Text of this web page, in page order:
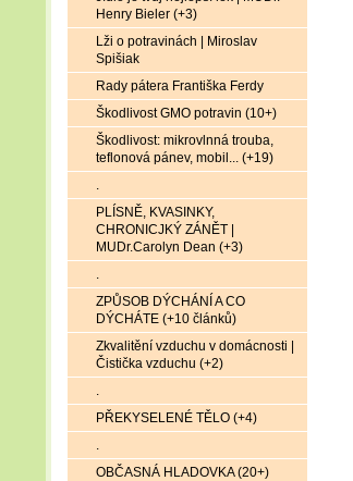
Henry Bieler (+3)
Lži o potravinách | Miroslav
Spišiak
Rady pátera Františka Ferdy
Škodlivost GMO potravin (10+)
Škodlivost: mikrovlnná trouba,
teflonová pánev, mobil... (+19)
.
PLÍSNĚ, KVASINKY,
CHRONICJKÝ ZÁNĚT |
MUDr.Carolyn Dean (+3)
.
ZPŮSOB DÝCHÁNÍ A CO
DÝCHÁTE (+10 článků)
Zkvalitění vzduchu v domácnosti |
Čistička vzduchu (+2)
.
PŘEKYSELENÉ TĚLO (+4)
.
OBČASNÁ HLADOVKA (20+)